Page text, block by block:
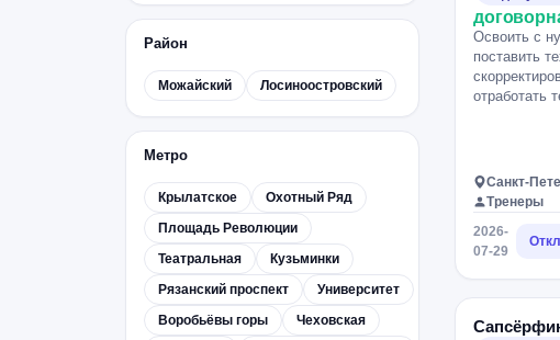
Район
Можайский Лосиноостровский
Метро
Крылатское
Охотный Ряд
Площадь Революции
Театральная
Кузьминки
Рязанский проспект
Университет
Воробьёвы горы
Чеховская
Освоить с
поставить
отработать
Санкт-
Тренеры
2026-
07-29